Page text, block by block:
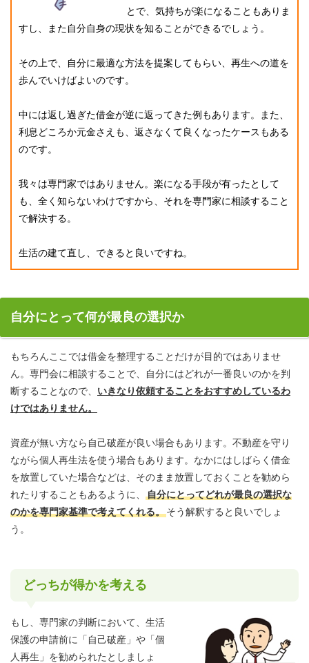
とで、気持ちが楽になることもありま
すし、また自分自身の現状を知ることができるでしょう。
その上で、自分に最適な方法を提案してもらい、再生への道を
歩んでいけばよいのです。
中には返し過ぎた借金が逆に返ってきた例もあります。また、
利息どころか元金さえも、返さなくて良くなったケースもある
のです。
我々は専門家ではありません。楽になる手段が有ったとして
も、全く知らないわけですから、それを専門家に相談すること
で解決する。
生活の建て直し、できると良いですね。
自分にとって何が最良の選択か
もちろんここでは借金を整理することだけが目的ではありませ
ん。専門会に相談することで、自分にはどれが一番良いのかを判
断することなので、 いきなり依頼することをおすすめしているわ
けではありません。
資産が無い方なら自己破産が良い場合もあります。不動産を守り
ながら個人再生法を使う場合もあります。なかにはしばらく借金
を放置していた場合などは、そのまま放置しておくことを勧めら
れたりすることもあるように、
自分にとってどれが最良の選択な
のかを専門家基準で考えてくれる。そう解釈すると良いでしょ
う。
どっちが得かを考える
もし、専門家の判断において、生活
保護の申請前に「自己破産」や「個
人再生」を勧められたとしましょ